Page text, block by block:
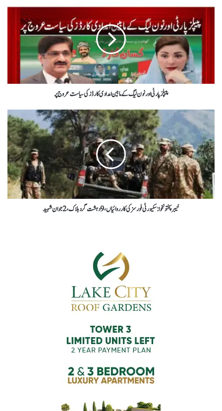
پیپلز پارٹی اور نون لیگ کے مابین امدادی کارڈز کی سیاست عروج پر
خیبرپختونخوا : سکیورٹی فورسز کی کارروائیاں، 9 دہشت گرد ہلاک، 2 جوان شہید